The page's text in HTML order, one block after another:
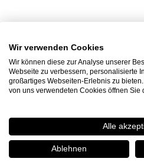
Wir verwenden Cookies
Wir können diese zur Analyse unserer
Webseite zu verbessern, personalisierte
großartiges Webseiten-Erlebnis zu
von uns verwendeten Cookies öffnen Sie
Alle
Ablehnen